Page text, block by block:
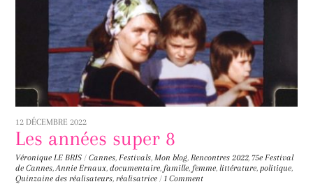
12 DÉCEMBRE 2022
Les années super 8
Véronique LE BRIS / Cannes, Festivals, Mon blog, Rencontres 2022,75e Festival
de Cannes,Annie Ernaux,documentaire, famille, femme,littérature, politique,
Quinzaine des réalisateurs, réalisatrice / 1 Comment